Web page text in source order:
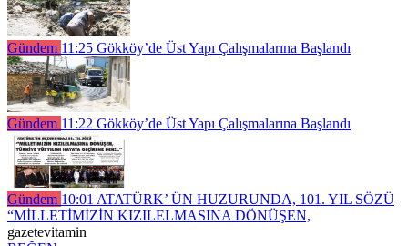
Gündem 11:25 Gökköy’de Üst Yapı Çalışmalarına Başlandı
Gündem 11:22 Gökköy’de Üst Yapı Çalışmalarına Başlandı
Gündem 10:01 ATATÜRK’ ÜN HUZURUNDA, 101. YIL SÖZÜ
“MİLLETİMİZİN KIZILELMASINA DÖNÜŞEN,
gazetevitamin